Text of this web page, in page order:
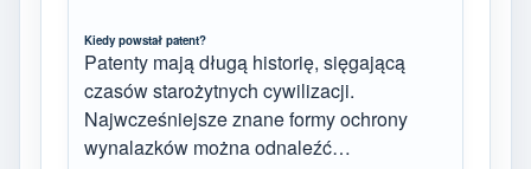
Kiedy powstał patent?
Patenty mają długą historię, sięgającą
czasów starożytnych cywilizacji.
Najwcześniejsze znane formy ochrony
wynalazków można odnaleźć…